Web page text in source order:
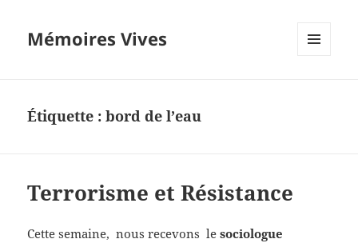
Mémoires Vives
Étiquette :bord de l’eau
Terrorisme et Résistance
Cette semaine, nous recevons le sociologue